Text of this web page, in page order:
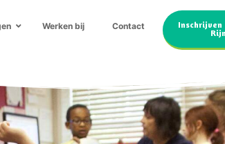
Werken bij Contact
Inschrijven